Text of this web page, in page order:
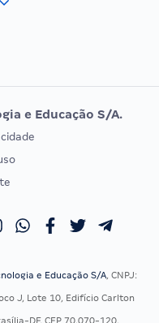
DE ORDEM
OAB
e Educação S/A.
e Educação S/A, CNPJ:
J, Lote 10, Edifício Carlton
DF, CEP 70.070-120.